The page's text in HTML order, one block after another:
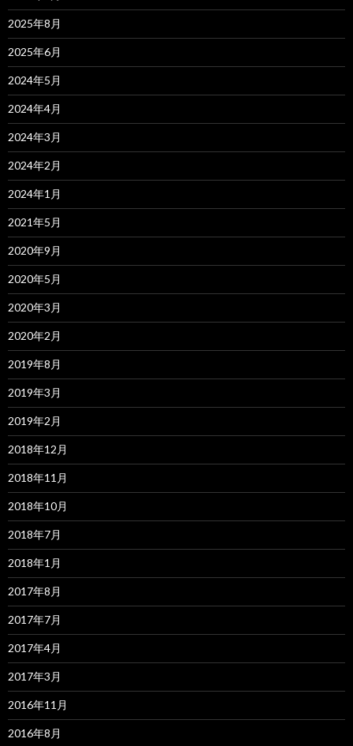
2025年8月
2025年6月
2024年5月
2024年4月
2024年3月
2024年2月
2024年1月
2021年5月
2020年9月
2020年5月
2020年3月
2020年2月
2019年8月
2019年3月
2019年2月
2018年12月
2018年11月
2018年10月
2018年7月
2018年1月
2017年8月
2017年7月
2017年4月
2017年3月
2016年11月
2016年8月